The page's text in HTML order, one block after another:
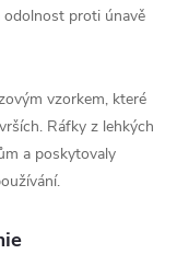
proti únavě
vzorkem, které
Ráfky z lehkých
a poskytovaly